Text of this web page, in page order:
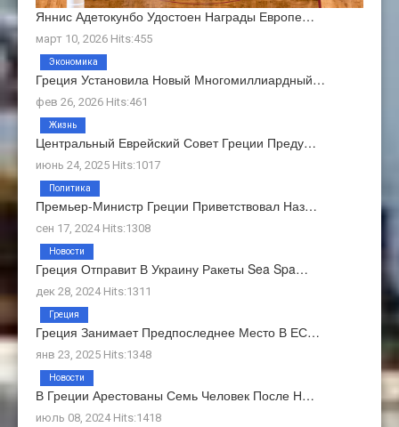
Яннис Адетокунбо Удостоен Награды Европе…
март 10, 2026 Hits:455
Греция Установила Новый Многомиллиардный…
фев 26, 2026 Hits:461
Экономика
Центральный Еврейский Совет Греции Преду…
июнь 24, 2025 Hits:1017
Жизнь
Премьер-Министр Греции Приветствовал Наз…
сен 17, 2024 Hits:1308
Политика
Греция Отправит В Украину Ракеты Sea Spa…
дек 28, 2024 Hits:1311
Новости
Греция Занимает Предпоследнее Место В ЕС…
янв 23, 2025 Hits:1348
Греция
В Греции Арестованы Семь Человек После Н…
июль 08, 2024 Hits:1418
Новости